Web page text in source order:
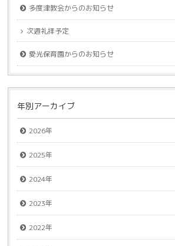
多度津教会からのお知らせ
次週礼拝予定
愛光保育園からのお知らせ
年別アーカイブ
2026年
2025年
2024年
2023年
2022年